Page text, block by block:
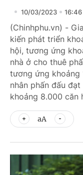
10/03/2023 16:46
(Chinhphu.vn) -
kiến phát triển
hội, tương ứng
nhà ở cho thuê
tương ứng khoảng
nhân phấn đấu
khoảng 8.000 căn
aA